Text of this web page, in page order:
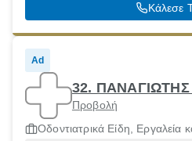
Κάλεσε
Ad
32.
Προβολή
Οδοντιατρικά Είδη, Εργαλεία